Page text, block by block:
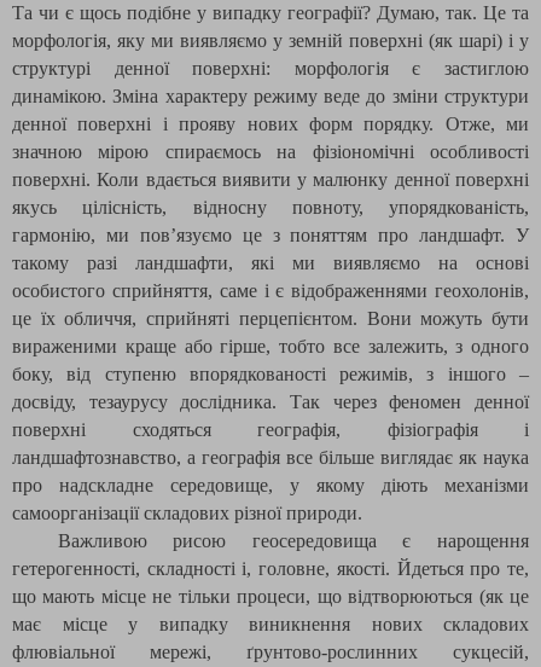
Та чи є щось подібне у випадку географії? Думаю, так. Це та
морфологія, яку ми виявляємо у земній поверхні (як шарі) і у
структурі денної поверхні: морфологія є застиглою
динамікою. Зміна характеру режиму веде до зміни структури
денної поверхні і прояву нових форм порядку. Отже, ми
значною мірою спираємось на фізіономічні особливості
поверхні. Коли вдається виявити у малюнку денної поверхні
якусь цілісність, відносну повноту, упорядкованість,
гармонію, ми пов’язуємо це з поняттям про ландшафт. У
такому разі ландшафти, які ми виявляємо на основі
особистого сприйняття, саме і є відображеннями геохолонів,
це їх обличчя, сприйняті перцепієнтом. Вони можуть бути
вираженими краще або гірше, тобто все залежить, з одного
боку, від ступеню впорядкованості режимів, з іншого –
досвіду, тезаурусу дослідника. Так через феномен денної
поверхні сходяться географія, фізіографія і
ландшафтознавство, а географія все більше виглядає як наука
про надскладне середовище, у якому діють механізми
самоорганізації складових різної природи.
Важливою рисою геосередовища є нарощення
гетерогенності, складності і, головне, якості. Йдеться про те,
що мають місце не тільки процеси, що відтворюються (як це
має місце у випадку виникнення нових складових
флювіальної мережі, ґрунтово-рослинних сукцесій,